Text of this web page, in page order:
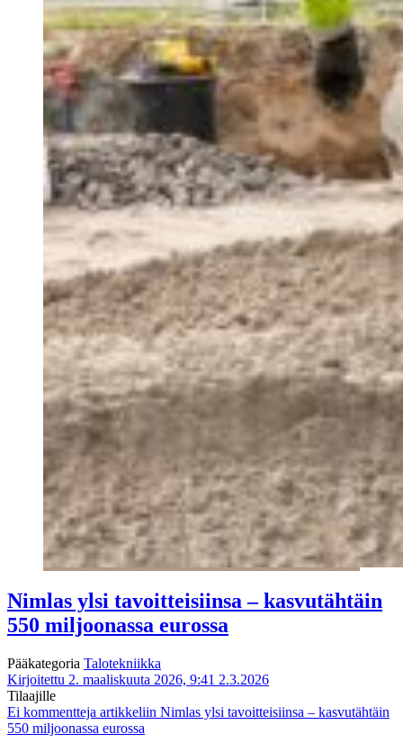
Nimlas ylsi tavoitteisiinsa – kasvutähtäin
550 miljoonassa eurossa
Pääkategoria Talotekniikka
Kirjoitettu 2. maaliskuuta 2026, 9:41 2.3.2026
Tilaajille
Ei kommentteja artikkeliin Nimlas ylsi tavoitteisiinsa – kasvutähtäin
550 miljoonassa eurossa